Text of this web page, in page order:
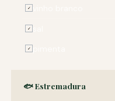
✓
✓
✓
🐟 Estremadura